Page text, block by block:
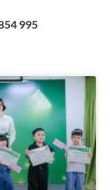
995